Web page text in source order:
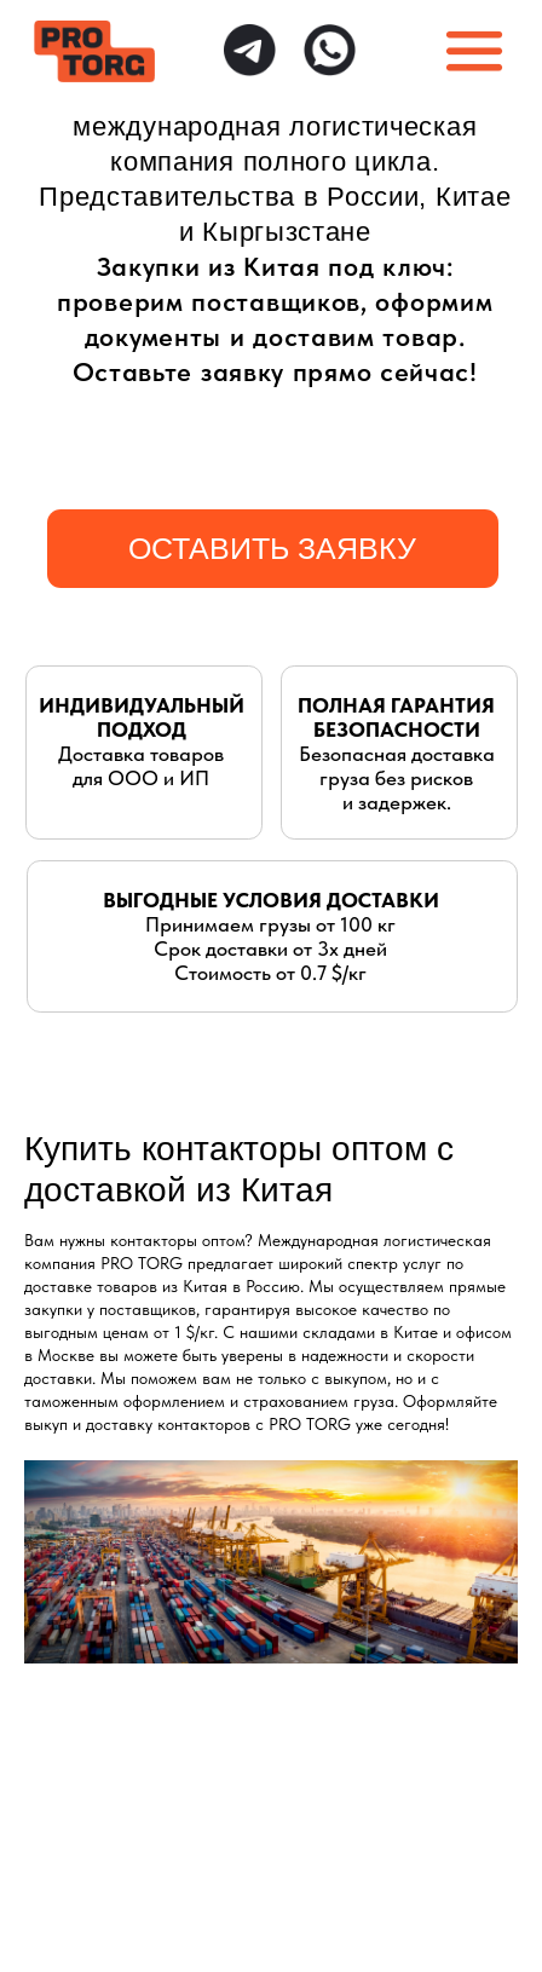
Представительства в России, Китае
и Кыргызстане
Закупки из Китая под ключ:
проверим поставщиков, оформим
документы и доставим товар.
Оставьте заявку прямо сейчас!
ОСТАВИТЬ ЗАЯВКУ
Срок доставки от 3х дней
Стоимость от 0.7 $/кг
Безопасная доставка
груза без рисков
Доставка товаров
для ООО и ИП
Купить контакторы оптом с
доставкой из Китая
Вам нужны контакторы оптом? Международная логистическая
компания PRO TORG предлагает широкий спектр услуг по
доставке товаров из Китая в Россию. Мы осуществляем прямые
закупки у поставщиков, гарантируя высокое качество по
выгодным ценам от 1 $/кг. С нашими складами в Китае и офисом
в Москве вы можете быть уверены в надежности и скорости
доставки. Мы поможем вам не только с выкупом, но и с
таможенным оформлением и страхованием груза. Оформляйте
выкуп и доставку контакторов с PRO TORG уже сегодня!